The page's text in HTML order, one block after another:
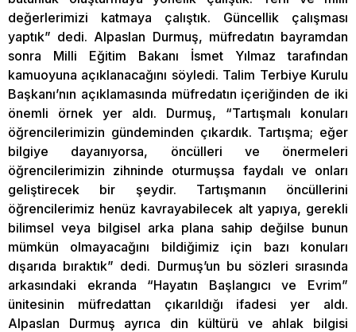
değerlerimizi katmaya çalıştık. Güncellik çalışması
yaptık” dedi. Alpaslan Durmuş, müfredatın bayramdan
sonra Milli Eğitim Bakanı İsmet Yılmaz tarafından
kamuoyuna açıklanacağını söyledi. Talim Terbiye Kurulu
Başkanı’nın açıklamasında müfredatın içeriğinden de iki
önemli örnek yer aldı. Durmuş, “Tartışmalı konuları
öğrencilerimizin gündeminden çıkardık. Tartışma; eğer
bilgiye dayanıyorsa, öncülleri ve önermeleri
öğrencilerimizin zihninde oturmuşsa faydalı ve onları
geliştirecek bir şeydir. Tartışmanın öncüllerini
öğrencilerimiz henüz kavrayabilecek alt yapıya, gerekli
bilimsel veya bilgisel arka plana sahip değilse bunun
mümkün olmayacağını bildiğimiz için bazı konuları
dışarıda bıraktık” dedi. Durmuş’un bu sözleri sırasında
arkasındaki ekranda “Hayatın Başlangıcı ve Evrim”
ünitesinin müfredattan çıkarıldığı ifadesi yer aldı.
Alpaslan Durmuş ayrıca din kültürü ve ahlak bilgisi